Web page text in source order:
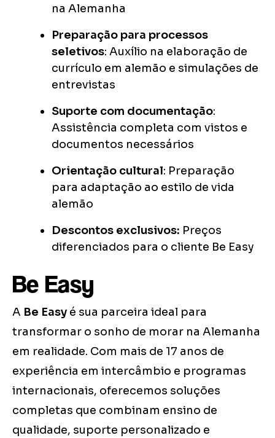
na Alemanha
Preparação para processos
seletivos: Auxílio na elaboração de
currículo em alemão e simulações de
entrevistas
Suporte com documentação:
Assistência completa com vistos e
documentos necessários
Orientação cultural: Preparação
para adaptação ao estilo de vida
alemão
Descontos exclusivos: Preços
diferenciados para o cliente Be Easy
Be Easy
A Be Easy é sua parceira ideal para
transformar o sonho de morar na Alemanha
em realidade. Com mais de 17 anos de
experiência em intercâmbio e programas
internacionais, oferecemos soluções
completas que combinam ensino de
qualidade, suporte personalizado e